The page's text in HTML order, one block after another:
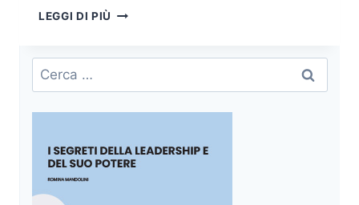
LEGGI DI PIÙ SCARTI
GESTIONE,
RIVENDITA
E
Ricerca
per: